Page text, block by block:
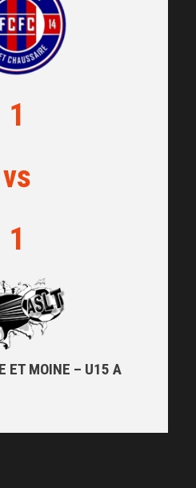
1
vs
1
ET MOINE – U15 A